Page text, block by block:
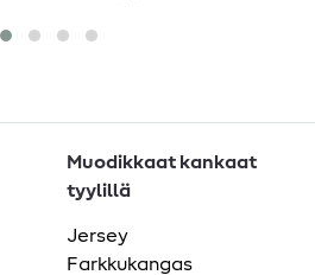
Muodikkaat kankaat
tyylillä
Jersey
Farkkukangas